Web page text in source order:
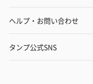
ヘルプ・お問い合わせ
タンプ公式SNS